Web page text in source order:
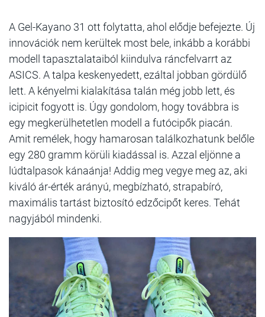
A Gel-Kayano 31 ott folytatta, ahol elődje befejezte. Új
innovációk nem kerültek most bele, inkább a korábbi
modell tapasztalataiból kiindulva ráncfelvarrt az
ASICS. A talpa keskenyedett, ezáltal jobban gördülő
lett. A kényelmi kialakítása talán még jobb lett, és
icipicit fogyott is. Úgy gondolom, hogy továbbra is
egy megkerülhetetlen modell a futócipők piacán.
Amit remélek, hogy hamarosan találkozhatunk belőle
egy 280 gramm körüli kiadással is. Azzal eljönne a
lúdtalpasok kánaánja! Addig meg vegye meg az, aki
kiváló ár-érték arányú, megbízható, strapabíró,
maximális tartást biztosító edzőcipőt keres. Tehát
nagyjából mindenki.